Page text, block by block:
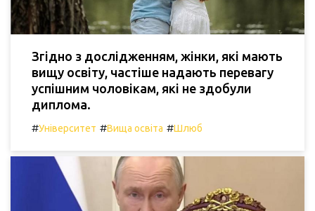
Згідно з дослідженням, жінки, які мають
вищу освіту, частіше надають перевагу
успішним чоловікам, які не здобули
диплома.
#Університет #Вища освіта #Шлюб